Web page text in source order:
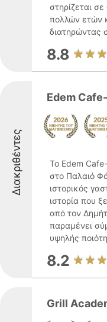
στηρίζεται
πολλών ετών
διατηρώντας
8.8
Διακριθέντες
Edem
Το Edem
στο Παλαιό
ιστορικός
ιστορία που
από τον
παραμένει
υψηλής
8.2
Grill